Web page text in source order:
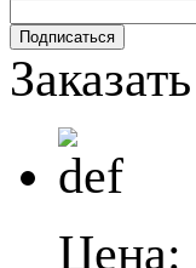
Цена: